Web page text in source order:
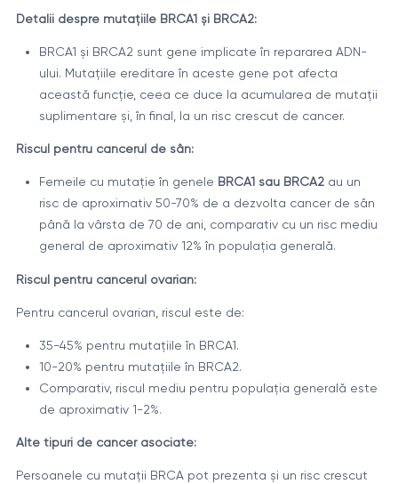
Detalii despre mutațiile BRCA1 și BRCA2:
BRCA1 și BRCA2 sunt gene implicate în repararea ADN-
ului. Mutațiile ereditare în aceste gene pot afecta
această funcție, ceea ce duce la acumularea de mutații
suplimentare și, în final, la un risc crescut de cancer.
Riscul pentru cancerul de sân:
Femeile cu mutație în genele BRCA1 sau BRCA2au un
risc de aproximativ 50-70% de a dezvolta cancer de sân
până la vârsta de 70 de ani, comparativ cu un risc mediu
general de aproximativ 12% în populația generală.
Riscul pentru cancerul ovarian:
Pentru cancerul ovarian, riscul este de:
35-45% pentru mutațiile în BRCA1.
10-20% pentru mutațiile în BRCA2.
Comparativ, riscul mediu pentru populația generală este
de aproximativ 1-2%.
Alte tipuri de cancer asociate:
Persoanele cu mutații BRCA pot prezenta și un risc crescut